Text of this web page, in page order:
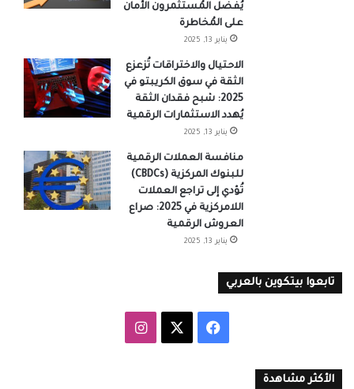
يُفضل المُستثمرون الأمان
على المُخاطرة
يناير 13, 2025
الاحتيال والاختراقات تُزعزع
الثقة في سوق الكريبتو في
2025: شبح فقدان الثقة
يُهدد الاستثمارات الرقمية
يناير 13, 2025
منافسة العملات الرقمية
للبنوك المركزية (CBDCs)
تُؤدي إلى تراجع العملات
اللامركزية في 2025: صراع
العروش الرقمية
يناير 13, 2025
تابعوا بيتكوين بالعربي
فيسبوك انستقرام
الأكثر مشاهدة